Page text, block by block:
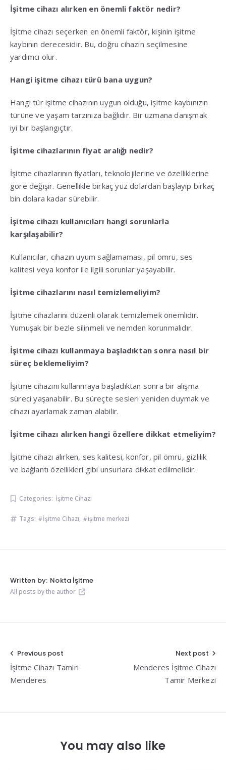
İşitme cihazı alırken en önemli faktör nedir?
İşitme cihazı seçerken en önemli faktör, kişinin işitme
kaybının derecesidir. Bu, doğru cihazın seçilmesine
yardımcı olur.
Hangi işitme cihazı türü bana uygun?
Hangi tür işitme cihazının uygun olduğu, işitme kaybınızın
türüne ve yaşam tarzınıza bağlıdır. Bir uzmana danışmak
iyi bir başlangıçtır.
İşitme cihazlarının fiyat aralığı nedir?
İşitme cihazlarının fiyatları, teknolojilerine ve özelliklerine
göre değişir. Genellikle birkaç yüz dolardan başlayıp birkaç
bin dolara kadar sürebilir.
İşitme cihazı kullanıcıları hangi sorunlarla
karşılaşabilir?
Kullanıcılar, cihazın uyum sağlamaması, pil ömrü, ses
kalitesi veya konfor ile ilgili sorunlar yaşayabilir.
İşitme cihazlarını nasıl temizlemeliyim?
İşitme cihazlarını düzenli olarak temizlemek önemlidir.
Yumuşak bir bezle silinmeli ve nemden korunmalıdır.
İşitme cihazı kullanmaya başladıktan sonra nasıl bir
süreç beklemeliyim?
İşitme cihazını kullanmaya başladıktan sonra bir alışma
süreci yaşanabilir. Bu süreçte sesleri yeniden duymak ve
cihazı ayarlamak zaman alabilir.
İşitme cihazı alırken hangi özellere dikkat etmeliyim?
İşitme cihazı alırken, ses kalitesi, konfor, pil ömrü, gizlilik
ve bağlantı özellikleri gibi unsurlara dikkat edilmelidir.
Categories: İşitme Cihazı
Tags: İşitme Cihazı, işitme merkezi
Written by: Nokta İşitme
All posts by the author
Yazı
gezinmesi
Previous post
İşitme Cihazı Tamiri
Menderes
Next post
Menderes İşitme Cihazı
Tamir Merkezi
You may also like